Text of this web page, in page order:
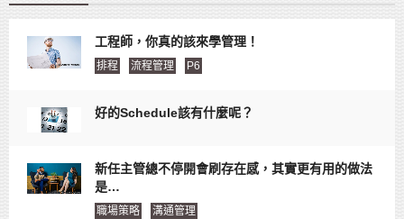
工程師，你真的該來學管理！
排程 流程管理 P6
好的Schedule該有什麼呢？
新任主管總不停開會刷存在感，其實更有用的做法
是…
職場策略 溝通管理